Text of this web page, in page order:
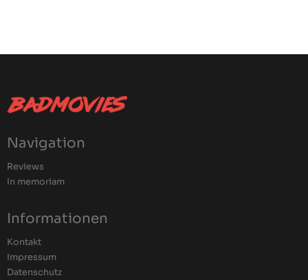
Navigation
Reviews
In memoriam
Informationen
Kontakt
Impressum
Datenschutz